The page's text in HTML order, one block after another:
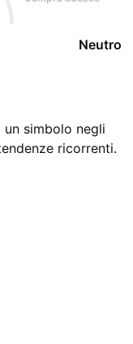
Neutro
simbolo negli
ricorrenti.